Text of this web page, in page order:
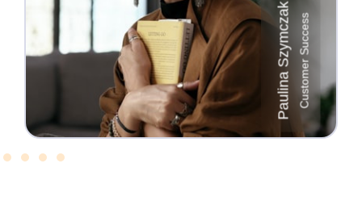
Paulina SzymczakCustomer Success